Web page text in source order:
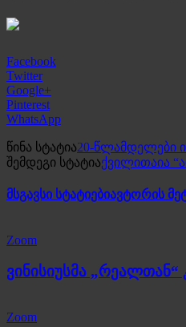
Facebook
Twitter
Google+
Pinterest
WhatsApp
წინა სტატია20-წლამდელები
შემდეგი სტატიაქვილითაია
მსგავსი სტატიებიავტორის
Zoom
ვინისიუსმა
Zoom